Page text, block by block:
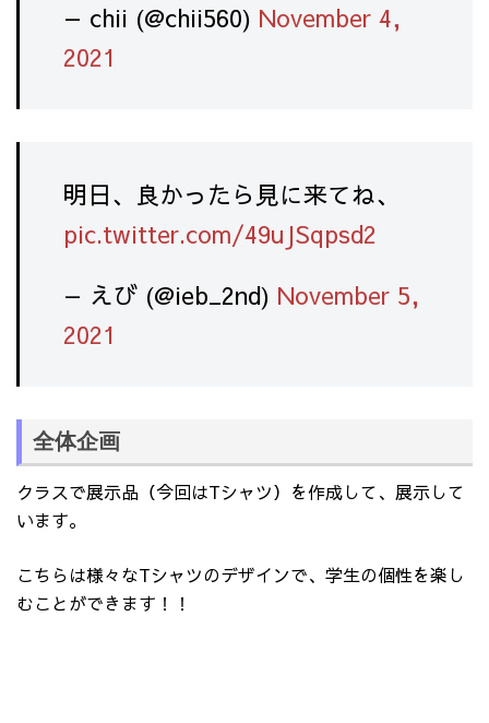
— chii (@chii560) November 4,
2021
明日、良かったら見に来てね、
pic.twitter.com/49uJSqpsd2
— えび (@ieb_2nd) November 5,
2021
全体企画
クラスで展示品（今回はTシャツ）を作成して、展示して
います。
こちらは様々なTシャツのデザインで、学生の個性を楽し
むことができます！！